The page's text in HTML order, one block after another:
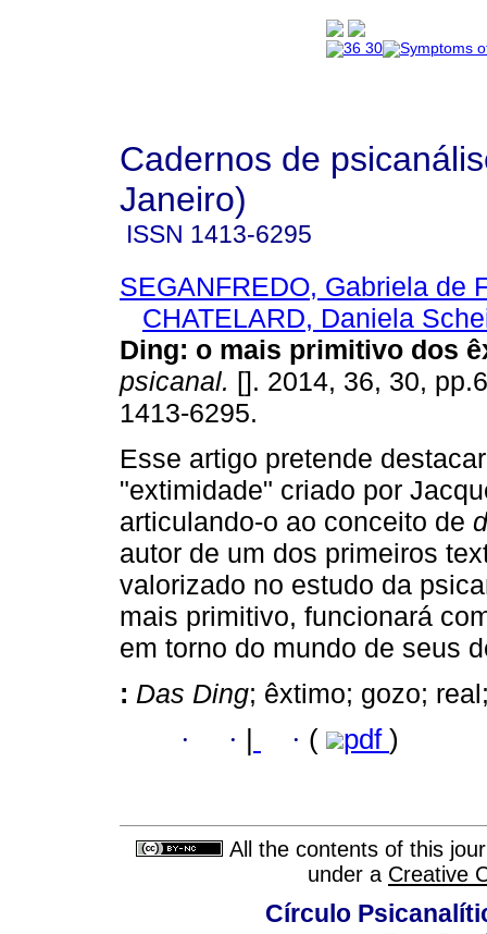
Cadernos de
Janeiro)
ISSN 1413-6295
SEGANFREDO, Gabriela de
CHATELARD, Daniela
Ding: o mais primitivo dos
psicanal. []. 2014, 36, 30,
1413-6295.
Esse artigo pretende
"extimidade" criado por
articulando-o ao conceito de
autor de um dos primeiros
valorizado no estudo da
mais primitivo, funcionará
em torno do mundo de seus
: Das Ding; êxtimo; gozo;
· · · ( pdf )
All the contents of this
under a Creative
Círculo